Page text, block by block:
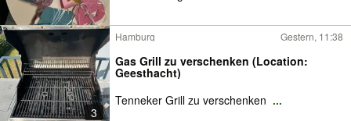
3
Hamburg Gestern, 11:38
Gas Grill zu verschenken (Location:
Geesthacht)
Tenneker Grill zu verschenken ...